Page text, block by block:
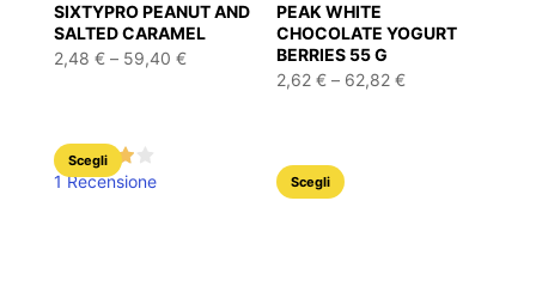
SIXTYPRO PEANUT AND
SALTED CARAMEL
2,48 € – 59,40 €Fascia
1 Recensione
Scegli
Questo
prodotto
PEAK WHITE
CHOCOLATE YOGURT
BERRIES 55 G
2,62€ – 62,82€Fascia
Scegli
Questo